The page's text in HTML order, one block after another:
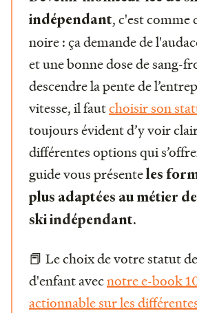
indépendant, c'est comme
noire : ça demande de
et une bonne dose de sang-
descendre la pente de
vitesse, il fautchoisir son
toujours évident d’y voir
différentes options qui
guide vous présenteles
plus adaptées au métier
ski indépendant.
📕 Le choix de votre statut
d'enfant avecnotre e-book
actionnable sur les